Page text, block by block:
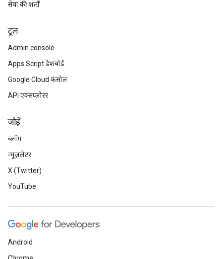
सेवा की शर्तों
टूल
Admin console
Apps Script डैशबोर्ड
Google Cloud कंसोल
API एक्सप्लोरर
जोड़ें
ब्लॉग
न्यूज़लेटर
X (Twitter)
YouTube
Android